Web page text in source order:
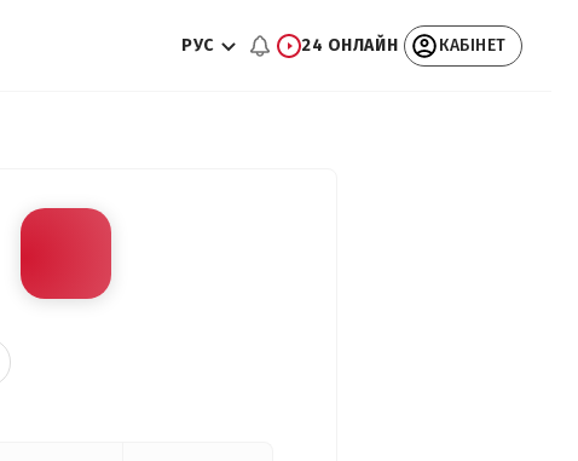
РУС 24 ОНЛАЙН КАБІНЕТ